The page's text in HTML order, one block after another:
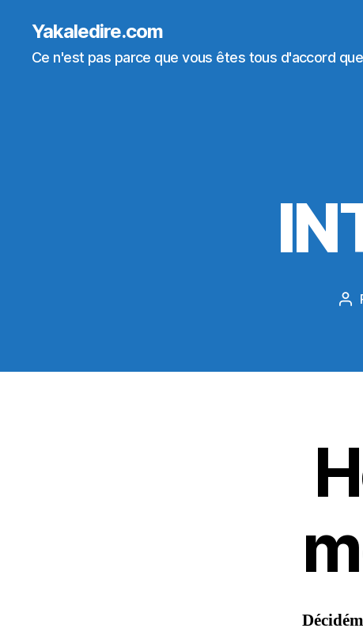
Yakaledire.com
Ce n'est pas parce que vous êtes tous d'accord